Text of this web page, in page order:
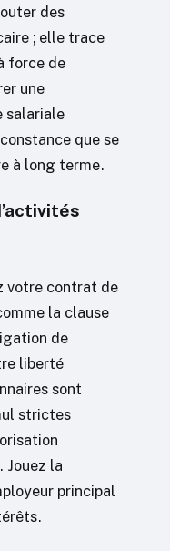
des
; elle trace
force de
une
salariale
que se
à long terme.
votre contrat de
la clause
de
liberté
sont
strictes
Jouez la
principal